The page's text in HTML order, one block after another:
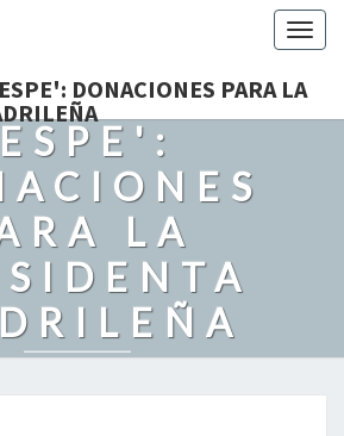
DONACIONES PARA LA
PARA
LA